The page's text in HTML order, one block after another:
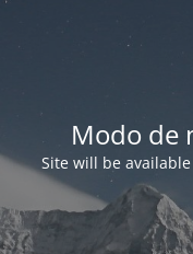
Modo de
Site will be